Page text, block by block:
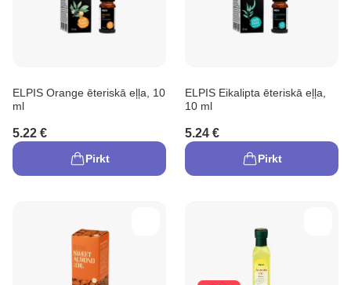
ELPIS Orange ēteriskā eļļa, 10
ml
5.22 €
Pirkt
ELPIS Eikalipta ēteriskā eļļa,
10 ml
5.24 €
Pirkt